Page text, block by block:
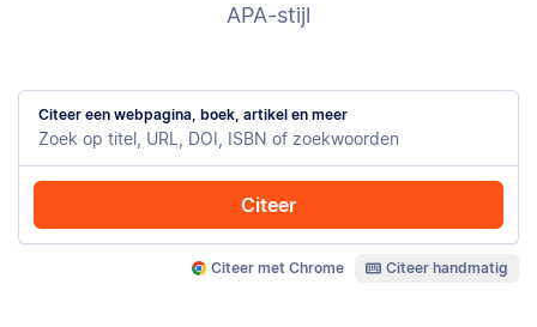
APA-stijl
Citeer een webpagina, boek, artikel en meer
Citeer
Citeer met Chrome Citeer handmatig